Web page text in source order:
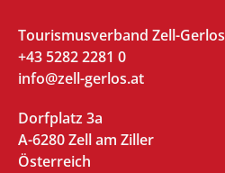
Tourismusverband Zell-Gerlos
+43 5282 2281 0
info@zell-gerlos.at
Dorfplatz 3a
A-6280 Zell am Ziller
Österreich